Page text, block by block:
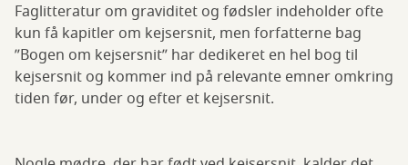
Faglitteratur om graviditet og fødsler indeholder ofte
kun få kapitler om kejsersnit, men forfatterne bag
”Bogen om kejsersnit” har dedikeret en hel bog til
kejsersnit og kommer ind på relevante emner omkring
tiden før, under og efter et kejsersnit.